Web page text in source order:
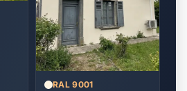
RAL 9001